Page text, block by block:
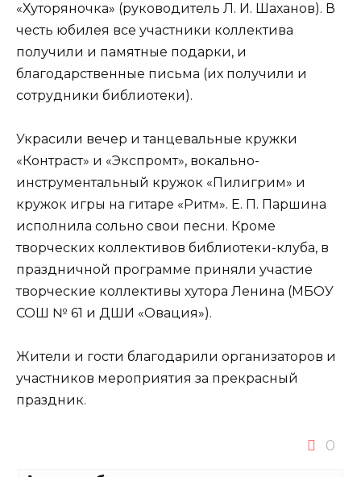
«Хуторяночка» (руководитель Л. И. Шаханов). В
честь юбилея все участники коллектива
получили и памятные подарки, и
благодарственные письма (их получили и
сотрудники библиотеки).
Украсили вечер и танцевальные кружки
«Контраст» и «Экспромт», вокально-
инструментальный кружок «Пилигрим» и
кружок игры на гитаре «Ритм». Е. П. Паршина
исполнила сольно свои песни. Кроме
творческих коллективов библиотеки-клуба, в
праздничной программе приняли участие
творческие коллективы хутора Ленина (МБОУ
СОШ № 61 и ДШИ «Овация»).
Жители и гости благодарили организаторов и
участников мероприятия за прекрасный
праздник.
0